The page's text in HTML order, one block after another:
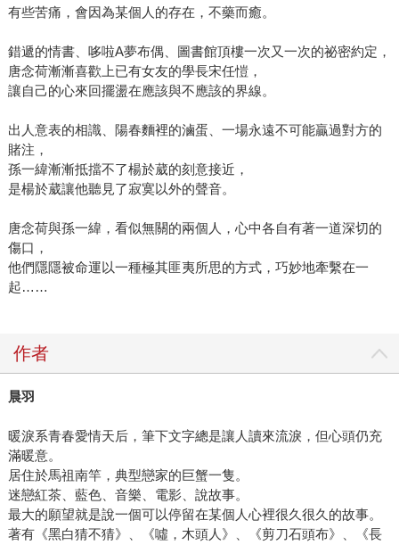
有些苦痛，會因為某個人的存在，不藥而癒。
錯遞的情書、哆啦A夢布偶、圖書館頂樓一次又一次的祕密約定，
唐念荷漸漸喜歡上已有女友的學長宋任愷，
讓自己的心來回擺盪在應該與不應該的界線。
出人意表的相識、陽春麵裡的滷蛋、一場永遠不可能贏過對方的
賭注，
孫一緯漸漸抵擋不了楊於葳的刻意接近，
是楊於葳讓他聽見了寂寞以外的聲音。
唐念荷與孫一緯，看似無關的兩個人，心中各自有著一道深切的
傷口，
他們隱隱被命運以一種極其匪夷所思的方式，巧妙地牽繫在一
起……
作者
晨羽
暖淚系青春愛情天后，筆下文字總是讓人讀來流淚，但心頭仍充
滿暖意。
居住於馬祖南竿，典型戀家的巨蟹一隻。
迷戀紅茶、藍色、音樂、電影、說故事。
最大的願望就是說一個可以停留在某個人心裡很久很久的故事。
著有《黑白猜不猜》、《噓，木頭人》、《剪刀石頭布》、《長